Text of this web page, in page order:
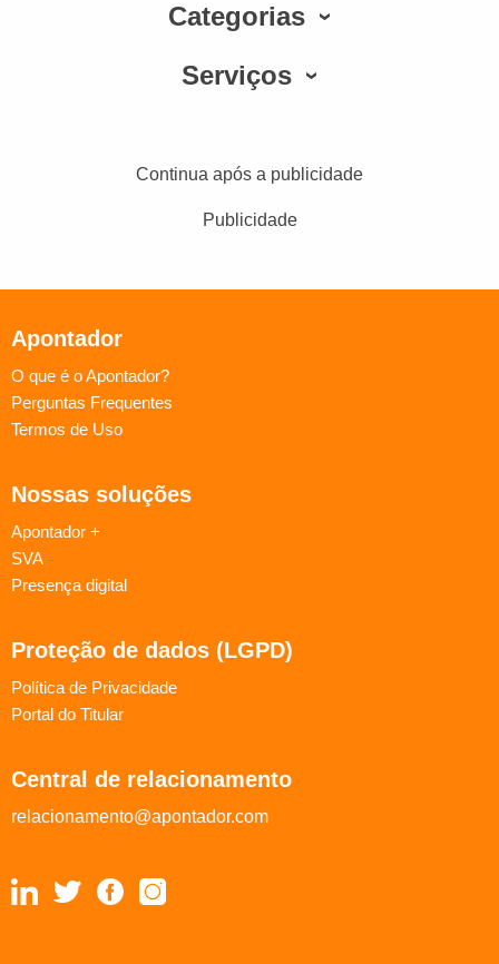
Categorias
Serviços
Continua após a publicidade
Publicidade
Apontador
O que é o Apontador?
Perguntas Frequentes
Termos de Uso
Nossas soluções
Apontador +
SVA
Presença digital
Proteção de dados (LGPD)
Política de Privacidade
Portal do Titular
Central de relacionamento
relacionamento@apontador.com